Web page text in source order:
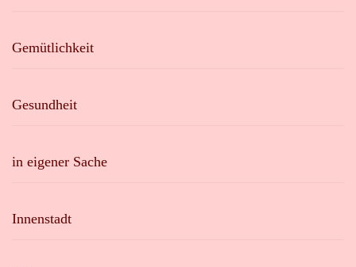
Gemütlichkeit
Gesundheit
in eigener Sache
Innenstadt